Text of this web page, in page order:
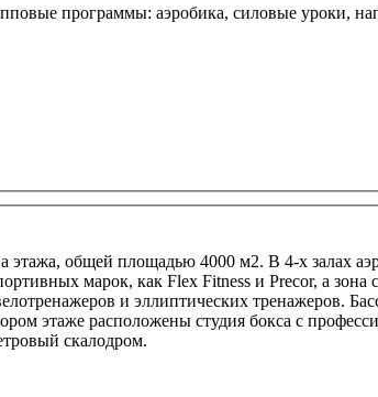
программы: аэробика, силовые уроки,
общей площадью 4000 м2. В 4-х залах
марок, как Flex Fitness и Precor, а
и эллиптических тренажеров.
этаже расположены студия бокса с
скалодром.